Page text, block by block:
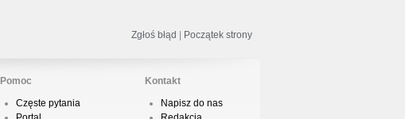
KrisBo - Cienie
Zgłoś błąd | Początek strony
Pomoc
Częste pytania
Kontakt
Napisz do nas